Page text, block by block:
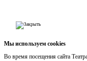
Мы используем cookies
Во время посещения сайта